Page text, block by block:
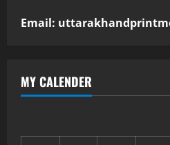
Email:
MY CALENDER